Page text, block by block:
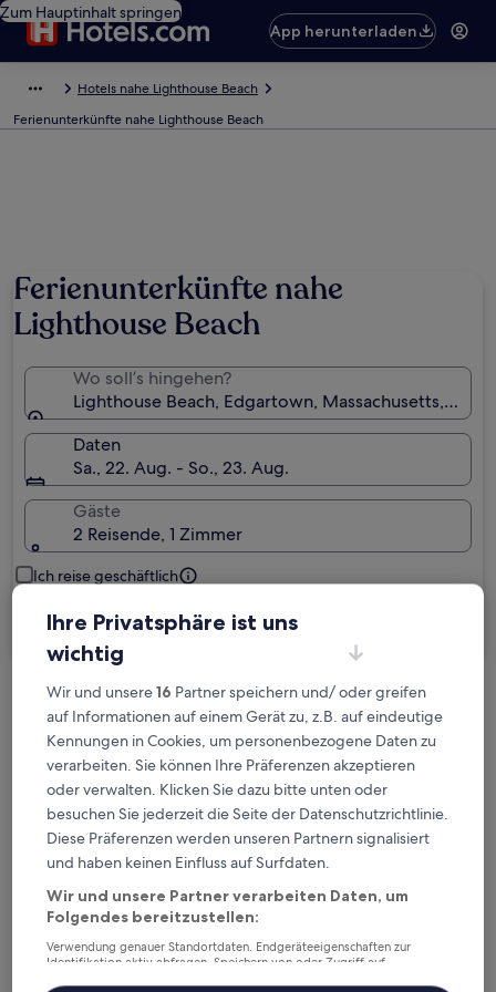
Zum Hauptinhalt springen
App herunterladen
Hotels nahe Lighthouse Beach
Ferienunterkünfte nahe Lighthouse Beach
Ferienunterkünfte nahe
Lighthouse Beach
Wo soll’s hingehen?
Lighthouse Beach, Edgartown, Massachusetts, USA
Daten
Sa., 22. Aug. - So., 23. Aug.
Gäste
2 Reisende, 1 Zimmer
Ich reise geschäftlich
Suchen
Kostenlose Stornierung bei
Planänderungen
Verdiene Prämien für jede
wahrgenommene Übernachtung
Überprüfe die Preise für diese Daten
Ihre Privatsphäre ist uns
wichtig
Wir und unsere16 Partner speichern und/ oder greifen
auf Informationen auf einem Gerät zu, z.B. auf eindeutige
Kennungen in Cookies, um personenbezogene Daten zu
verarbeiten. Sie können Ihre Präferenzen akzeptieren
oder verwalten. Klicken Sie dazu bitte unten oder
besuchen Sie jederzeit die Seite der Datenschutzrichtlinie.
Diese Präferenzen werden unseren Partnern signalisiert
und haben keinen Einfluss auf Surfdaten.
Wir und unsere Partner verarbeiten Daten, um
Folgendes bereitzustellen:
Verwendung genauer Standortdaten. Endgeräteeigenschaften zur
Identifikation aktiv abfragen. Speichern von oder Zugriff auf